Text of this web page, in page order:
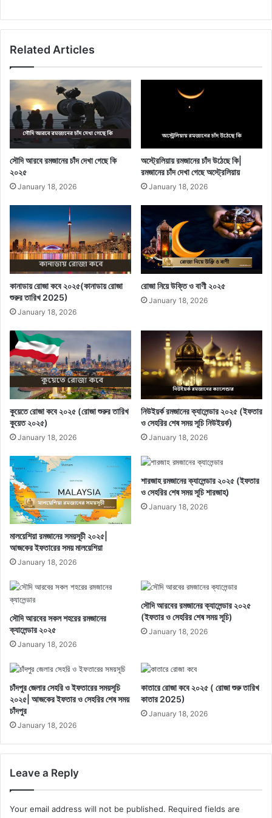
Related Articles
সৌদি আরবে রমজানের চাঁদ দেখা গেছে কি
২০২৫
January 18, 2026
অস্ট্রেলিয়ায় রমজানের চাঁদ উঠেছে কি|
রমজানের চাঁদ দেখা গেছে অস্ট্রেলিয়ায়
January 18, 2026
কানাডায় রোজা কবে ২০২৫(কানাডায় রোজা
শুরুর তারিখ 2025)
January 18, 2026
রোজা নিয়ে উক্তি ও বাণী ২০২৫
January 18, 2026
কুয়েতে রোজা কবে ২০২৫ (রোজা শুরুর তারিখ
কুয়েত ২০২৫)
January 18, 2026
নিউইয়র্ক রমজানের ক্যালেন্ডার ২০২৫ (ইফতার
ও সেহরির শেষ সময় সূচি নিউইয়র্ক)
January 18, 2026
মালয়েশিয়া রমজানের সময়সূচী ২০২৫|
আজকের ইফতারের সময় মালয়েশিয়া
January 18, 2026
শারজাহ রমজানের ক্যালেন্ডার ২০২৫ (ইফতার
ও সেহরির শেষ সময় সূচি শারজাহ)
January 18, 2026
সৌদি আরবের সকল শহরের রমজানের
ক্যালেন্ডার ২০২৫
January 18, 2026
সৌদি আরবের রমজানের ক্যালেন্ডার ২০২৫
(ইফতার ও সেহরির শেষ সময় সূচি)
January 18, 2026
চাঁদপুর জেলার সেহরি ও ইফতারের সময়সূচি
২০২৫| আজকের ইফতার ও সেহরির শেষ সময়
চাঁদপুর
January 18, 2026
কাতারে রোজা কবে ২০২৫ ( রোজা শুরু তারিখ
কাতার 2025)
January 18, 2026
Leave a Reply
Your email address will not be published. Required fields are